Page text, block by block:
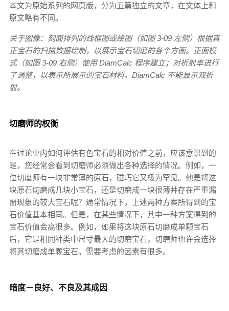
本文为原始系列的网页版，分为五篇独立的文章，在文体上和
原文略有不同。
关于图像：刻面排列的线框图或绘图（如图 3-09 左侧）根据真
正宝石的扫描数据绘制，以展示宝石切磨的各个方面。正面模
式（如图 3-09 右侧）使用 DiamCalc 程序建立；对折射率进行
了调整，以表示所展示的宝石材料。DiamCalc 不能显示双折
射。
切磨师的权衡
在讨论业内如何评估有色宝石的相对价值之前，应该意识到的
是，您经常会看到切磨师必须做出各种选择的情况。例如，一
位切磨师有一块非常薄的原石，碰巧它又极为罕见。他是将这
块原石切磨成几块小宝石，还是切磨成一块很薄并存在严重漏
窗现象的较大宝石呢？通常情况下，上述两种方案所得到的宝
石价值基本相同。但是，在某些情况下，其中一种方案得到的
宝石价值会高很多。例如，如果将这块原石切磨成单颗宝石
后，它是相同种类中尺寸最大的切磨宝石，切磨师也许会选择
将其切磨成单颗宝石。需要考虑的因素有很多。
暗度－良好、不良及其成因